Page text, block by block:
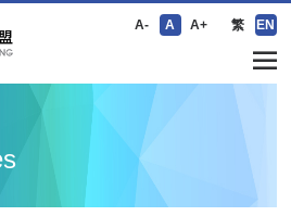
A- A A+ 繁 EN